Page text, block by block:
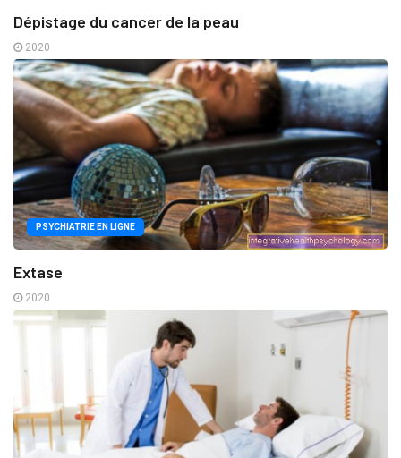
Dépistage du cancer de la peau
2020
PSYCHIATRIE EN LIGNE
Extase
2020